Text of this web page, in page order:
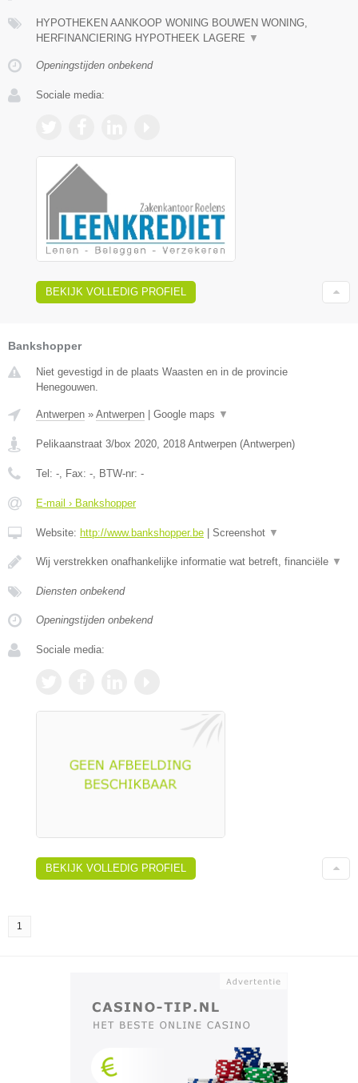
HYPOTHEKEN AANKOOP WONING BOUWEN WONING,
HERFINANCIERING HYPOTHEEK LAGERE ▼
Openingstijden onbekend
Sociale media:
BEKIJK VOLLEDIG PROFIEL
Bankshopper
Niet gevestigd in de plaats Waasten en in de provincie
Henegouwen.
Antwerpen » Antwerpen Google maps ▼
Pelikaanstraat 3/box 2020 2018 Antwerpen (Antwerpen)
Tel: - , Fax: - , BTW-nr: -
E-mail › Bankshopper
Website: http://www.bankshopper.be Screenshot ▼
Wij verstrekken onafhankelijke informatie wat betreft, financiële ▼
Diensten onbekend
Openingstijden onbekend
Sociale media:
BEKIJK VOLLEDIG PROFIEL
1